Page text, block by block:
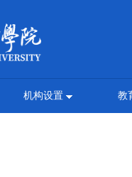
机构设置 教